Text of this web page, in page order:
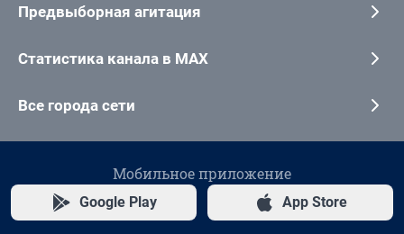
Предвыборная агитация
Статистика канала в MAX
Все города сети
Мобильное приложение
Google Play App Store